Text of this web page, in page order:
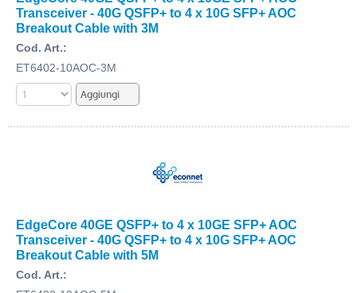
Transceiver - 40G QSFP+ to 4 x 10G SFP+ AOC
Breakout Cable with 3M
Cod. Art.:
ET6402-10AOC-3M
EdgeCore 40GE QSFP+ to 4 x 10GE SFP+ AOC
Transceiver - 40G QSFP+ to 4 x 10G SFP+ AOC
Breakout Cable with 5M
Cod. Art.: